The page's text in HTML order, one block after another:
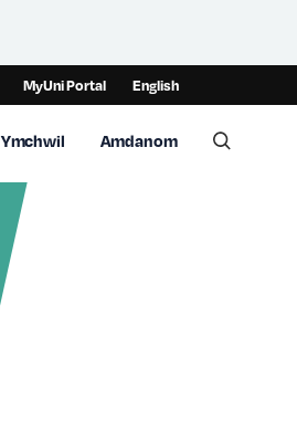
MyUni Portal English
Ymchwil Amdanom